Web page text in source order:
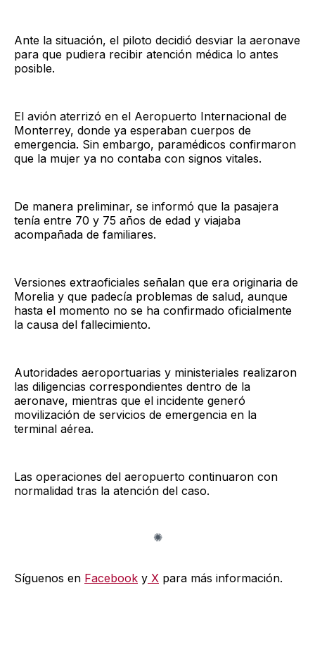
Ante la situación, el piloto decidió desviar la aeronave
para que pudiera recibir atención médica lo antes
posible.
El avión aterrizó en el Aeropuerto Internacional de
Monterrey, donde ya esperaban cuerpos de
emergencia. Sin embargo, paramédicos confirmaron
que la mujer ya no contaba con signos vitales.
De manera preliminar, se informó que la pasajera
tenía entre 70 y 75 años de edad y viajaba
acompañada de familiares.
Versiones extraoficiales señalan que era originaria de
Morelia y que padecía problemas de salud, aunque
hasta el momento no se ha confirmado oficialmente
la causa del fallecimiento.
Autoridades aeroportuarias y ministeriales realizaron
las diligencias correspondientes dentro de la
aeronave, mientras que el incidente generó
movilización de servicios de emergencia en la
terminal aérea.
Las operaciones del aeropuerto continuaron con
normalidad tras la atención del caso.
Síguenos en Facebook y X para más información.